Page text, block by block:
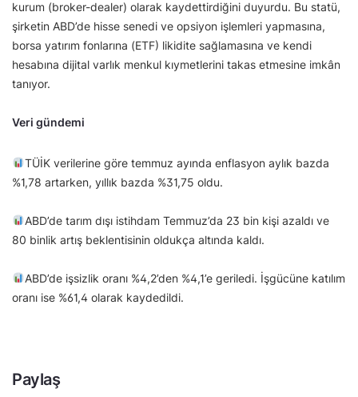
kurum (broker-dealer) olarak kaydettirdiğini duyurdu. Bu statü,
şirketin ABD’de hisse senedi ve opsiyon işlemleri yapmasına,
borsa yatırım fonlarına (ETF) likidite sağlamasına ve kendi
hesabına dijital varlık menkul kıymetlerini takas etmesine imkân
tanıyor.
Veri gündemi
TÜİK verilerine göre temmuz ayında enflasyon aylık bazda
%1,78 artarken, yıllık bazda %31,75 oldu.
ABD’de tarım dışı istihdam Temmuz’da 23 bin kişi azaldı ve
80 binlik artış beklentisinin oldukça altında kaldı.
ABD’de işsizlik oranı %4,2’den %4,1’e geriledi. İşgücüne katılım
oranı ise %61,4 olarak kaydedildi.
Paylaş